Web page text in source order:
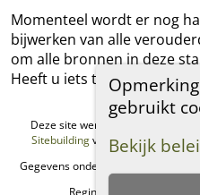
gebruikt
Bekijk
Momenteel wordt er nog
bijwerken van alle
om alle bronnen in deze
Heeft u iets toe te voegen,
Deze site werd aangemaakt door
Sitebuildingv. 15.0.1, geschreven
Gegevens onderhouden door
Regina's Genealogie Site.